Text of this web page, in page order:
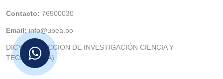
Contacto: 76500030
Email:info@upea.bo
DICYT (DIRECCION DE INVESTIGACIÓN CIENCIA Y
TECNOLOGIA)